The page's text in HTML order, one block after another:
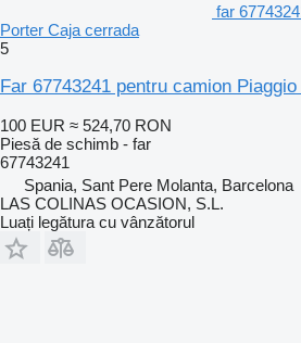
far
Porter Caja cerrada
5
Far 67743241 pentru camion
100 EUR ≈ 524,70 RON
Piesă de schimb - far
67743241
Spania, Sant Pere Molanta, Barcelona
LAS COLINAS OCASION, S.L.
Luați legătura cu vânzătorul